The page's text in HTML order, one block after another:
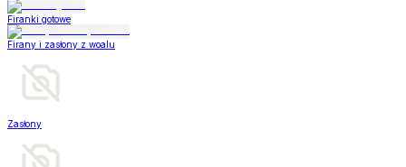
Firanki gotowe
Firany i zasłony z woalu
Zasłony